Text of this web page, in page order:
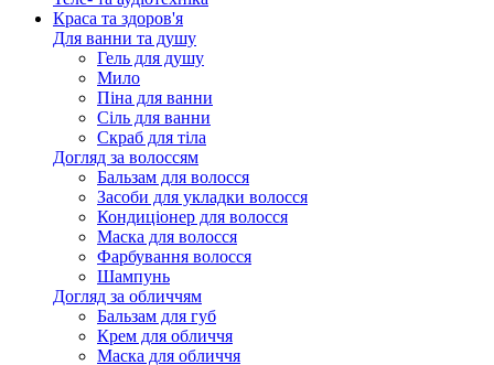
Краса та здоров'я
Для ванни та душу
Гель для душу
Мило
Піна для ванни
Сіль для ванни
Скраб для тіла
Догляд за волоссям
Бальзам для волосся
Засоби для укладки волосся
Кондиціонер для волосся
Маска для волосся
Фарбування волосся
Шампунь
Догляд за обличчям
Бальзам для губ
Крем для обличчя
Маска для обличчя